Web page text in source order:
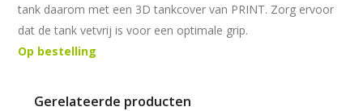
tank daarom met een 3D tankcover van PRINT. Zorg ervoor
dat de tank vetvrij is voor een optimale grip.
Op bestelling
Gerelateerde producten